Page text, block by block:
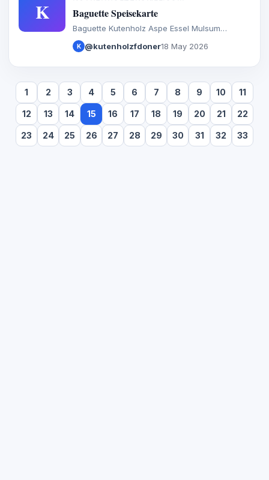
K Baguette Speisekarte
Baguette Kutenholz Aspe Essel Mulsum
Sadersdorf Baaste Bredenbeck Brest Byhusen
Farven Fredenbeck Malstedt Wedel Bargstedt
K @kutenholzfdoner18 May 2026
1 2 3 4 5 6 7 8 9 10 11
12 13 14 15 16 17 18 19 20 21 22
23 24 25 26 27 28 29 30 31 32 33